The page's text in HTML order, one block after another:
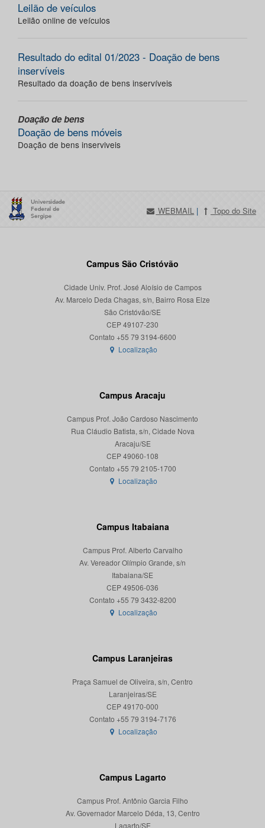
Leilão de veículos
Leilão online de veículos
Resultado do edital 01/2023 - Doação de bens
inservíveis
Resultado da doação de bens inservíveis
Doação de bens
Doação de bens móveis
Doação de bens inserviveis
WEBMAIL | Topo do Site
Campus São Cristóvão
Cidade Univ. Prof. José Aloísio de Campos
Av. Marcelo Deda Chagas, s/n, Bairro Rosa Elze
São Cristóvão/SE
CEP 49107-230
Localização
Campus Aracaju
Campus Prof. João Cardoso Nascimento
Rua Cláudio Batista, s/n, Cidade Nova
Aracaju/SE
CEP 49060-108
Localização
Campus Itabaiana
Campus Prof. Alberto Carvalho
Av. Vereador Olímpio Grande, s/n
Itabaiana/SE
CEP 49506-036
Localização
Campus Laranjeiras
Praça Samuel de Oliveira, s/n, Centro
Laranjeiras/SE
CEP 49170-000
Localização
Campus Lagarto
Campus Prof. Antônio Garcia Filho
Av. Governador Marcelo Déda, 13, Centro
Lagarto/SE